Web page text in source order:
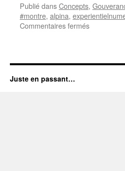
Publié dansConcepts,
#montre, alpina,
Commentaires ferméssur
Suisse
Juste en passant…